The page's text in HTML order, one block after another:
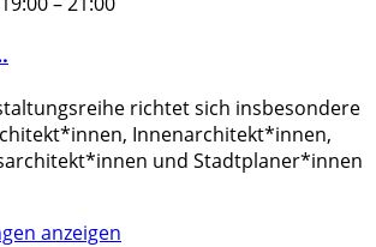
richtet sich insbesondere
Innenarchitekt*innen,
und Stadtplaner*innen
anzeigen